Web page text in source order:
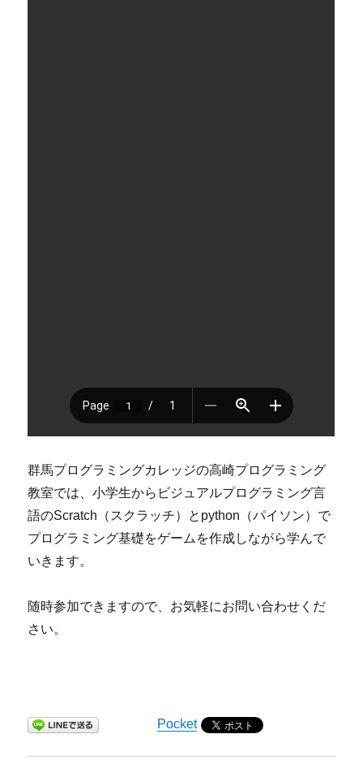
群馬プログラミングカレッジの高崎プログラミング
教室では、小学生からビジュアルプログラミング言
語のScratch（スクラッチ）とpython（パイソン）で
プログラミング基礎をゲームを作成しながら学んで
いきます。
随時参加できますので、お気軽にお問い合わせくだ
さい。
Pocket